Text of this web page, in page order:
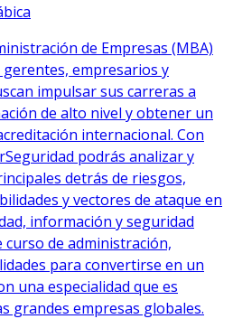
de Empresas (MBA)
empresarios y
impulsar sus carreras a
de alto nivel y obtener un
internacional. Con
podrás analizar y
detrás de riesgos,
y vectores de ataque en
información y seguridad
curso de administración,
para convertirse en un
una especialidad que es
grandes empresas globales.